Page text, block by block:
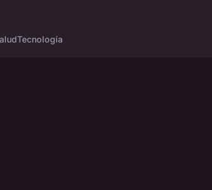
Tecnología